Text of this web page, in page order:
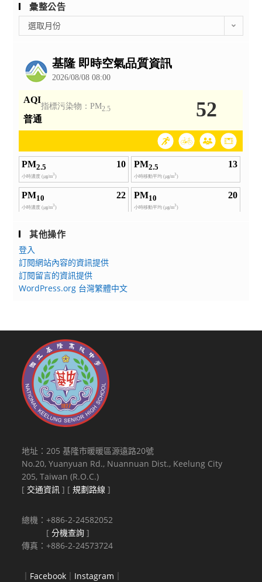
彙整公告
整
選取月份
其他操作
登入
訂閱網站內容的資訊提供
訂閱留言的資訊提供
WordPress.org 台灣繁體中文
地址：205 基隆市暖暖區源遠路20號
No.20, Yuanyuan Rd., Nuannuan Dist., Keelung City
205, Taiwan (R.O.C.)
[ 交通資訊 ] [規劃路線 ]
總機：+886-2-24582052
[分機查詢 ]
傳真：+886-2-24573724
｜ Facebook ｜ Instagram ｜